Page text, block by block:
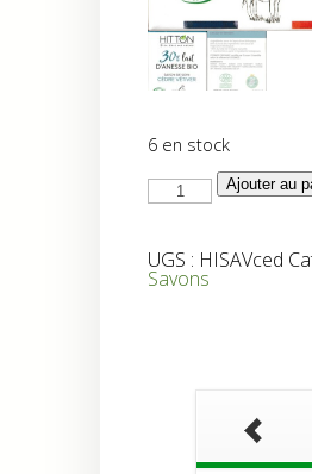
6 en stock
quantité
de
Vetiver
Ajouter au
UGS : HISAVced
Savons